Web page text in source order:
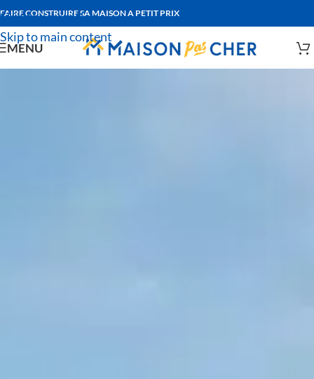
Skip to navigation
Skip to main content
FAIRE CONSTRUIRE SA MAISON A PETIT PRIX
MENU